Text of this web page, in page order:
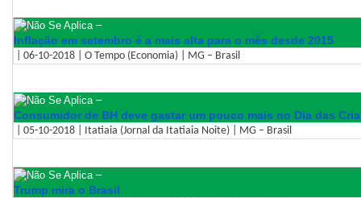
–
Inflação em setembro é a mais alta para o mês desde 2015
| 06-10-2018 | O Tempo (Economia) | MG – Brasil
–
Consumidor de BH deve gastar um pouco mais no Dia das
| 05-10-2018 | Itatiaia (Jornal da Itatiaia Noite) | MG – Brasil
–
Trump mira o Brasil